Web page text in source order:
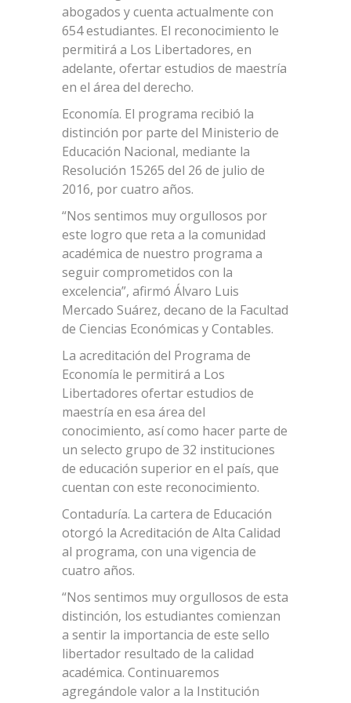
abogados y cuenta actualmente con
654 estudiantes. El reconocimiento le
permitirá a Los Libertadores, en
adelante, ofertar estudios de maestría
en el área del derecho.
Economía. El programa recibió la
distinción por parte del Ministerio de
Educación Nacional, mediante la
Resolución 15265 del 26 de julio de
2016, por cuatro años.
“Nos sentimos muy orgullosos por
este logro que reta a la comunidad
académica de nuestro programa a
seguir comprometidos con la
excelencia”, afirmó Álvaro Luis
Mercado Suárez, decano de la Facultad
de Ciencias Económicas y Contables.
La acreditación del Programa de
Economía le permitirá a Los
Libertadores ofertar estudios de
maestría en esa área del
conocimiento, así como hacer parte de
un selecto grupo de 32 instituciones
de educación superior en el país, que
cuentan con este reconocimiento.
Contaduría. La cartera de Educación
otorgó la Acreditación de Alta Calidad
al programa, con una vigencia de
cuatro años.
“Nos sentimos muy orgullosos de esta
distinción, los estudiantes comienzan
a sentir la importancia de este sello
libertador resultado de la calidad
académica. Continuaremos
agregándole valor a la Institución